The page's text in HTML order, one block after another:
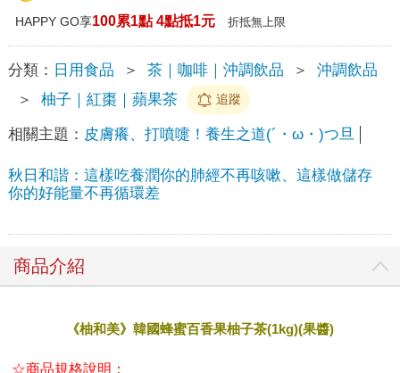
HAPPY GO享100累1點 4點抵1元 折抵無上限
分類： 日用食品 ＞ 茶｜咖啡｜沖調飲品 ＞
沖調飲品
＞
柚子｜紅棗｜蘋果茶 追蹤
相關主題： 皮膚癢、打噴嚏！養生之道(´・ω・)つ旦
秋日和諧：這樣吃養潤你的肺經不再咳嗽、這樣做儲存
你的好能量不再循環差
商品介紹
《柚和美》韓國蜂蜜百香果柚子茶(1kg)(果醬)
☆商品規格說明：